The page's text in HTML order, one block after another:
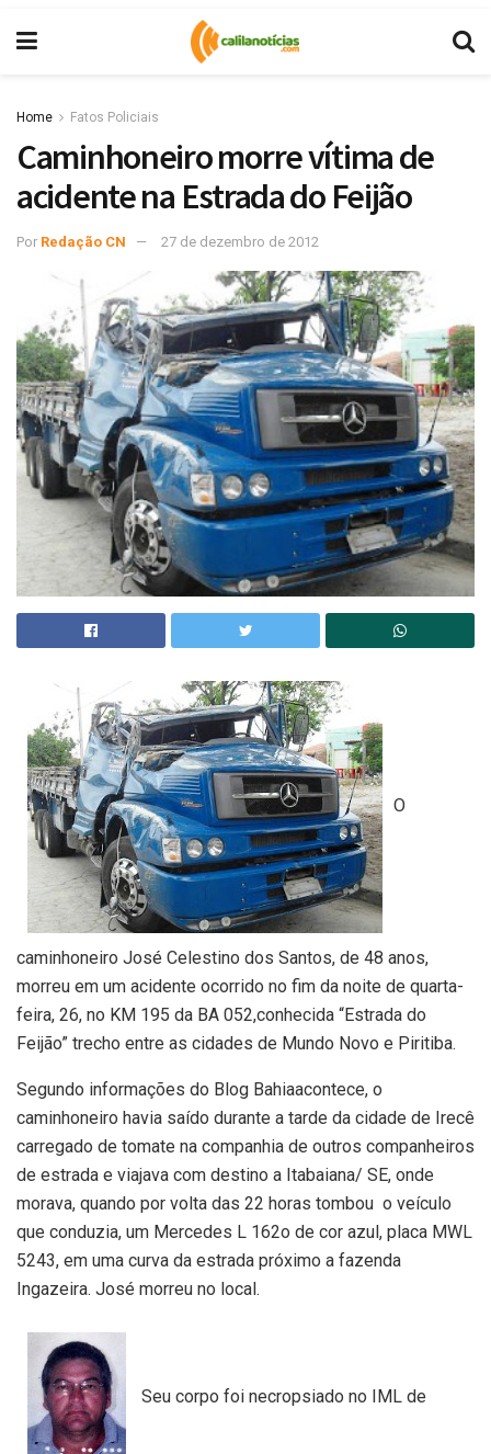
Home Fatos Policiais
Caminhoneiro morre vítima de
acidente na Estrada do Feijão
Por Redação CN 27 de dezembro de 2012
O
caminhoneiro José Celestino dos Santos, de 48 anos,
morreu em um acidente ocorrido no fim da noite de quarta-
feira, 26, no KM 195 da BA 052,conhecida “Estrada do
Feijão” trecho entre as cidades de Mundo Novo e Piritiba.
Segundo informações do Blog Bahiaacontece, o
caminhoneiro havia saído durante a tarde da cidade de Irecê
carregado de tomate na companhia de outros companheiros
de estrada e viajava com destino a Itabaiana/ SE, onde
morava, quando por volta das 22 horas tombou o veículo
que conduzia, um Mercedes L 162o de cor azul, placa MWL
5243, em uma curva da estrada próximo a fazenda
Ingazeira. José morreu no local.
Seu corpo foi necropsiado no IML de